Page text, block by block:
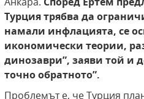
Турция трябва да
намали инфлацията, се
икономически теории,
динозаври”, заяви той и
точно обратното”.
Проблемът е, че Турция